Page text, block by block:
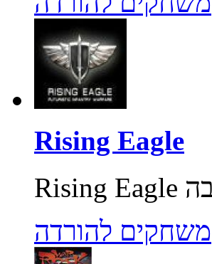
Rising Eagle
משחקים להורדה